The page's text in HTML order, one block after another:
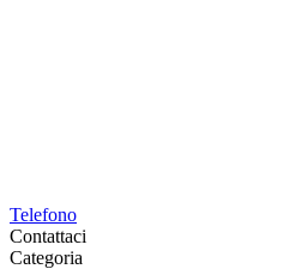
Telefono
Contattaci
Categoria